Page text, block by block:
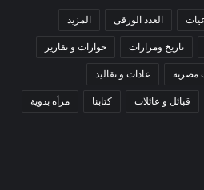
العدد الورقى المزيد
تاريخ ومزارات حوارات و تقارير
مصرية عادات و تقاليد
قبائل و عائلات كتابنا مرأه بدوية